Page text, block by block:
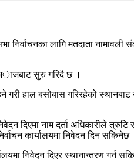
निर्वाचनका लागि मतदाता
अाजबाट सुरु गरिदै छ ।
हाल बसोबास गरिरहेको स्थानबाट
दिएमा नाम दर्ता अधिकारीले
कार्यालयमा निवेदन दिन सकिनेछ
निवेदन दिएर स्थानान्तरण गर्न